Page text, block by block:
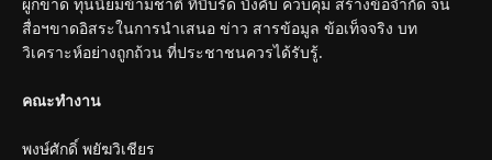
สื่อฯขาดอิสระในการนำเสนอ ข่าว สารข้อมูล ข้อเท็จจริง บท
วิเคราะห์อย่างถูกถ้วน ที่ประชาชนควรได้รับรู้.
คณะทำงาน
พงษ์ศักดิ์ พยัฆวิเชียร